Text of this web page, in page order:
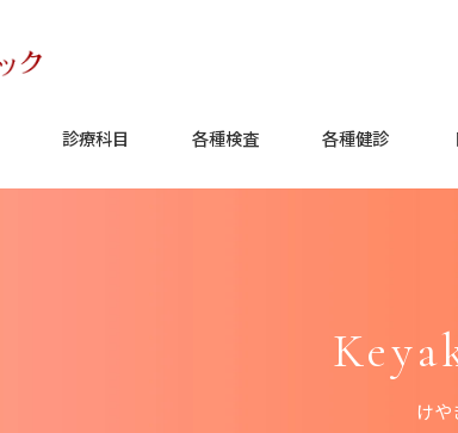
診療科目 各種検査 各種健診
け